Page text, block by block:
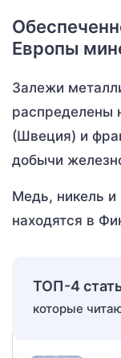
Европы
Залежи
распределены
(Швеция) и
добычи
Медь, никель
находятся в
ТОП-4
которые